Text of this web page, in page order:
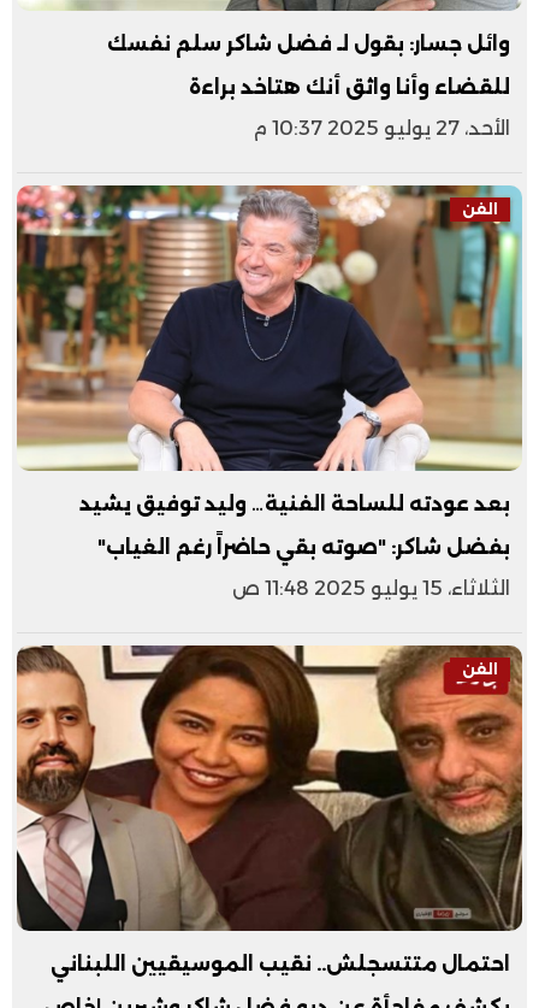
وائل جسار: بقول لـ فضل شاكر سلم نفسك
للقضاء وأنا واثق أنك هتاخد براءة
الأحد، 27 يوليو 2025 10:37 م
الفن
بعد عودته للساحة الفنية… وليد توفيق يشيد
بفضل شاكر: "صوته بقي حاضراً رغم الغياب"
الثلاثاء، 15 يوليو 2025 11:48 ص
الفن
احتمال متتسجلش.. نقيب الموسيقيين اللبناني